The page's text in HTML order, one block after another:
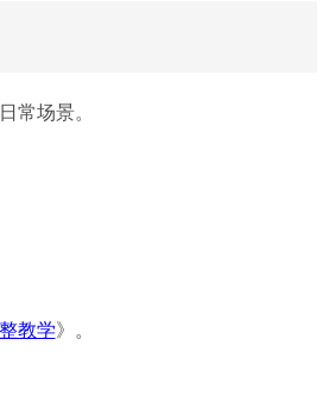
常场景。
教学》。